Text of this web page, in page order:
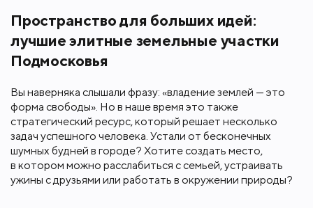
Пространство для больших идей:
лучшие элитные земельные участки
Подмосковья
Вы наверняка слышали фразу: «владение землей — это
форма свободы». Но в наше время это также
стратегический ресурс, который решает несколько
задач успешного человека. Устали от бесконечных
шумных будней в городе? Хотите создать место,
в котором можно расслабиться с семьей, устраивать
ужины с друзьями или работать в окружении природы?